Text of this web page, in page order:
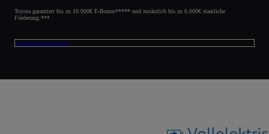
Toyota garantiert bis zu 10.000€ E-Bonus***** und zusätzlich bis zu 6.000€ staatliche
Förderung.***
Zu unseren Angeboten